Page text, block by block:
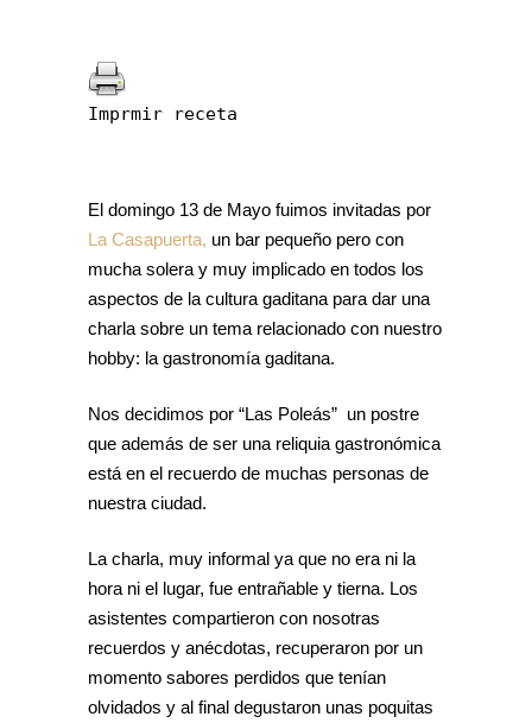
Imprmir receta
El domingo 13 de Mayo fuimos invitadas por
La Casapuerta, un bar pequeño pero con
mucha solera y muy implicado en todos los
aspectos de la cultura gaditana para dar una
charla sobre un tema relacionado con nuestro
hobby: la gastronomía gaditana.
Nos decidimos por “Las Poleás” un postre
que además de ser una reliquia gastronómica
está en el recuerdo de muchas personas de
nuestra ciudad.
La charla, muy informal ya que no era ni la
hora ni el lugar, fue entrañable y tierna. Los
asistentes compartieron con nosotras
recuerdos y anécdotas, recuperaron por un
momento sabores perdidos que tenían
olvidados y al final degustaron unas poquitas